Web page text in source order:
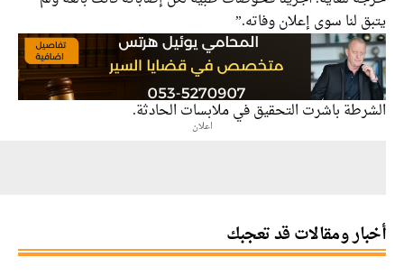
لنا سوى إعلان وفاته.”
باشرت التحقيق في ملابسات الحادثة.
اعلان
ومقالات قد تعجبك